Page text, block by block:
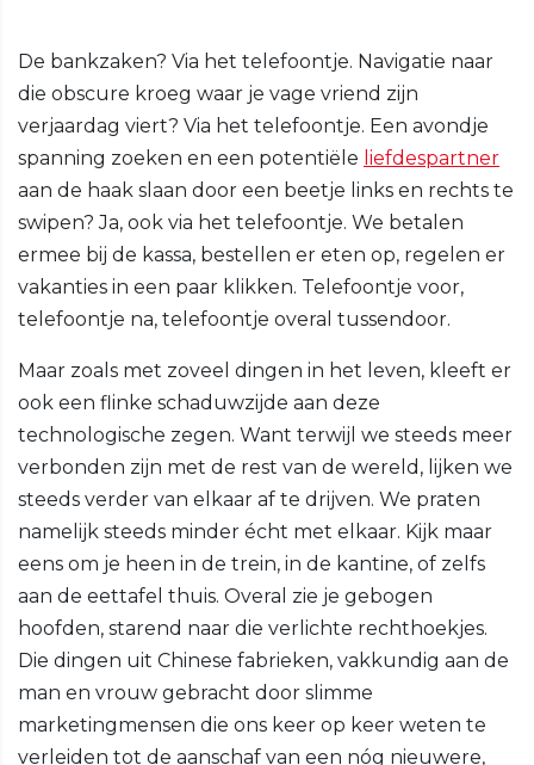
De bankzaken? Via het telefoontje. Navigatie naar
die obscure kroeg waar je vage vriend zijn
verjaardag viert? Via het telefoontje. Een avondje
spanning zoeken en een potentiële liefdespartner
aan de haak slaan door een beetje links en rechts te
swipen? Ja, ook via het telefoontje. We betalen
ermee bij de kassa, bestellen er eten op, regelen er
vakanties in een paar klikken. Telefoontje voor,
telefoontje na, telefoontje overal tussendoor.
Maar zoals met zoveel dingen in het leven, kleeft er
ook een flinke schaduwzijde aan deze
technologische zegen. Want terwijl we steeds meer
verbonden zijn met de rest van de wereld, lijken we
steeds verder van elkaar af te drijven. We praten
namelijk steeds minder écht met elkaar. Kijk maar
eens om je heen in de trein, in de kantine, of zelfs
aan de eettafel thuis. Overal zie je gebogen
hoofden, starend naar die verlichte rechthoekjes.
Die dingen uit Chinese fabrieken, vakkundig aan de
man en vrouw gebracht door slimme
marketingmensen die ons keer op keer weten te
verleiden tot de aanschaf van een nóg nieuwere,